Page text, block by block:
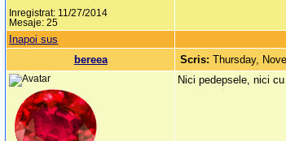
Inregistrat: 11/27/2014
Mesaje: 25
Inapoi sus
bereea
Scris:Thursday,
Nici pedepsele, nici